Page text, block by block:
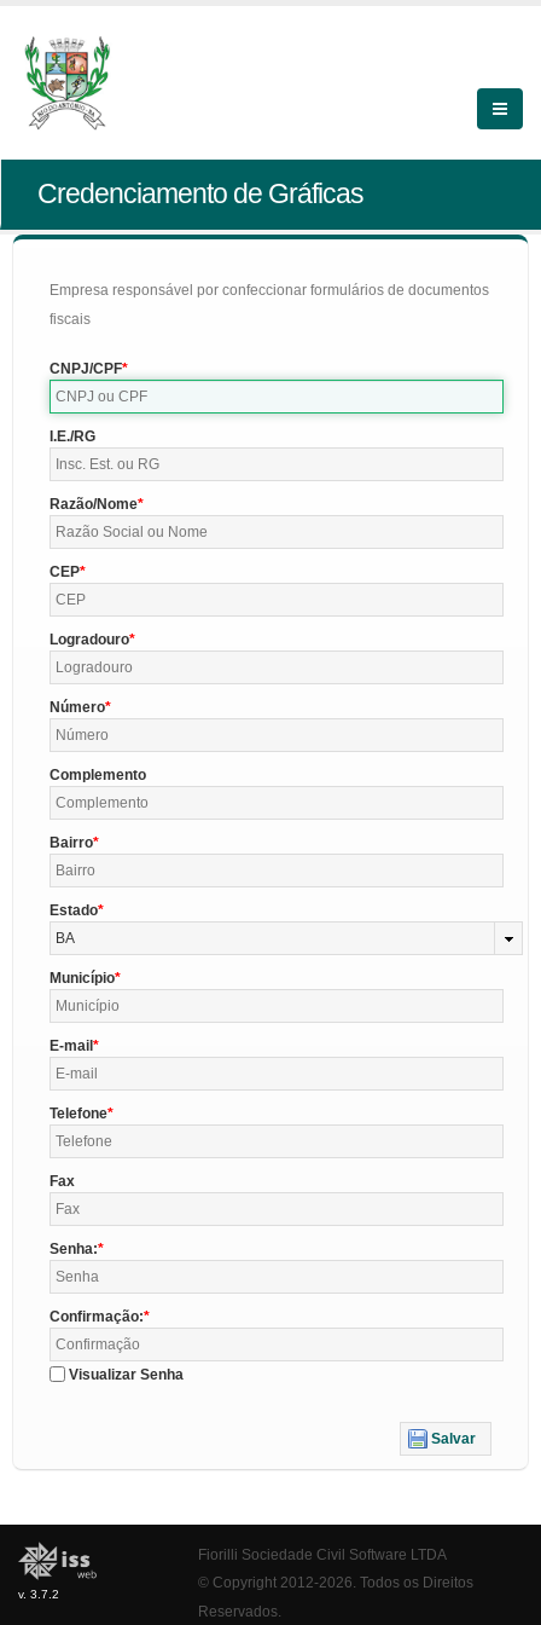
Credenciamento de Gráficas
Empresa responsável por confeccionar formulários de documentos
fiscais
CNPJ/CPF
I.E./RG
Razão/Nome
CEP
Logradouro
Número
Complemento
Bairro
Estado
BA
Município
E-mail
Telefone
Fax
Senha:
Confirmação:
Visualizar Senha
Salvar
v. 3.7.2
Fiorilli Sociedade Civil Software LTDA
© Copyright 2012-2026. Todos os Direitos
Reservados.